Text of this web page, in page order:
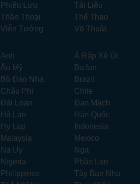
Phiêu Lưu
Tài Liệu
Thần Thoại
Thể Thao
Viễn Tưởng Võ Thuật
Anh
Ả Rập Xê Út
Âu Mỹ
Ba lan
Bồ Đào Nha
Brazil
Châu Phi
Chile
Đài Loan
Đan Mạch
Hà Lan
Hàn Quốc
Hy Lạp
Indonesia
Malaysia
Mexico
Na Uy
Nga
Nigeria
Phần Lan
Philippines
Tây Ban Nha